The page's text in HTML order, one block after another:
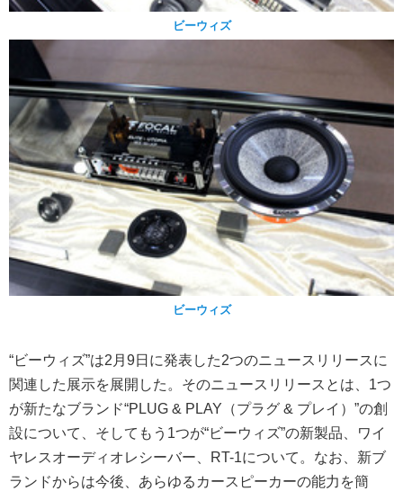
ビーウィズ
ビーウィズ
“ビーウィズ”は2月9日に発表した2つのニュースリリースに
関連した展示を展開した。そのニュースリリースとは、1つ
が新たなブランド“PLUG & PLAY（プラグ & プレイ）”の創
設について、そしてもう1つが“ビーウィズ”の新製品、ワイ
ヤレスオーディオレシーバー、RT-1について。なお、新ブ
ランドからは今後、あらゆるカースピーカーの能力を簡